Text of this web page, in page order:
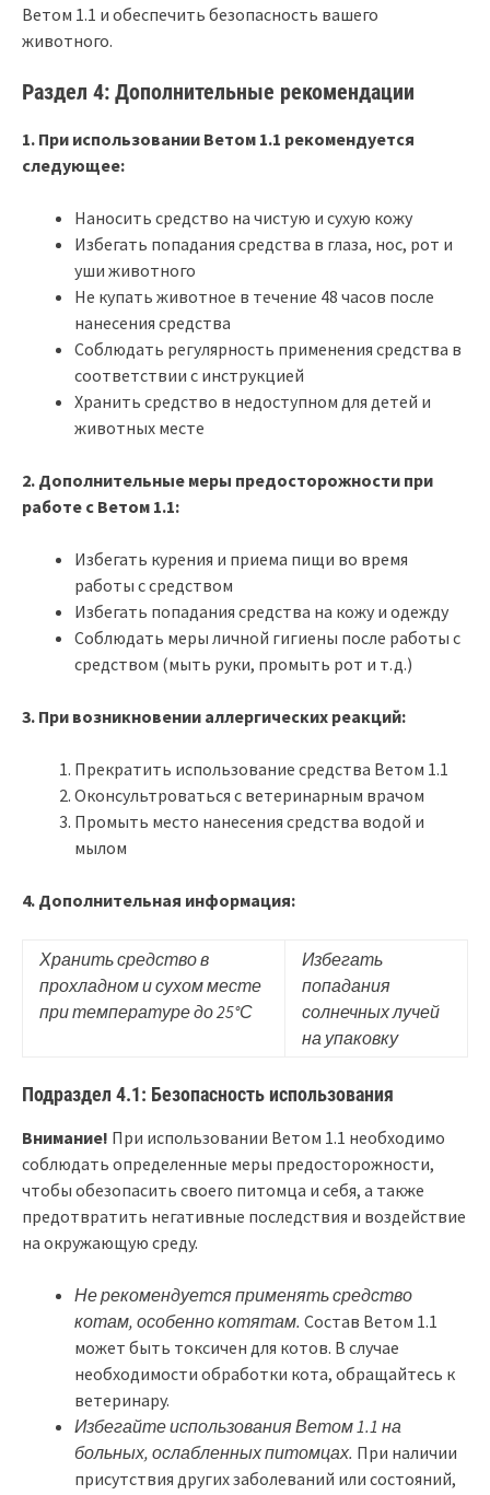
Ветом 1.1 и обеспечить безопасность вашего
животного.
Раздел 4: Дополнительные рекомендации
1. При использовании Ветом 1.1 рекомендуется
следующее:
Наносить средство на чистую и сухую кожу
Избегать попадания средства в глаза, нос, рот и
уши животного
Не купать животное в течение 48 часов после
нанесения средства
Соблюдать регулярность применения средства в
соответствии с инструкцией
Хранить средство в недоступном для детей и
животных месте
2. Дополнительные меры предосторожности при
работе с Ветом 1.1:
Избегать курения и приема пищи во время
работы с средством
Избегать попадания средства на кожу и одежду
Соблюдать меры личной гигиены после работы с
средством (мыть руки, промыть рот и т.д.)
3. При возникновении аллергических реакций:
Прекратить использование средства Ветом 1.1
Оконсультроваться с ветеринарным врачом
Промыть место нанесения средства водой и
мылом
4. Дополнительная информация:
Хранить средство в
прохладном и сухом месте
при температуре до 25°С
Избегать
попадания
солнечных лучей
на упаковку
Подраздел 4.1: Безопасность использования
Внимание! При использовании Ветом 1.1 необходимо
соблюдать определенные меры предосторожности,
чтобы обезопасить своего питомца и себя, а также
предотвратить негативные последствия и воздействие
на окружающую среду.
Не рекомендуется применять средство
котам, особенно котятам. Состав Ветом 1.1
может быть токсичен для котов. В случае
необходимости обработки кота, обращайтесь к
ветеринару.
Избегайте использования Ветом 1.1 на
больных, ослабленных питомцах. При наличии
присутствия других заболеваний или состояний,